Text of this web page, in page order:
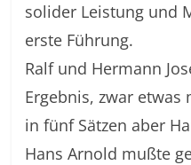
solider Leistung und
erste Führung.
Ralf und Hermann
Ergebnis, zwar etwas
in fünf Sätzen aber
Hans Arnold mußte